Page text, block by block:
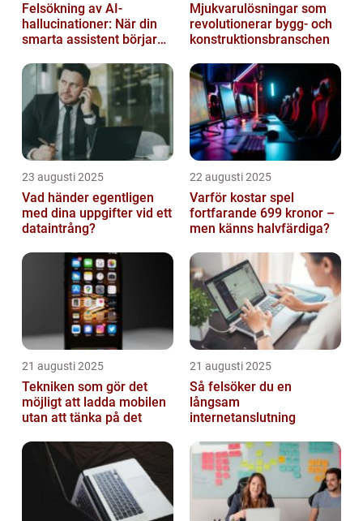
Felsökning av AI-
hallucinationer: När din
smarta assistent börjar
Mjukvarulösningar som
revolutionerar bygg- och
konstruktionsbranschen
23 augusti 2025
Vad händer egentligen
med dina uppgifter vid ett
dataintrång?
22 augusti 2025
Varför kostar spel
fortfarande 699 kronor –
men känns halvfärdiga?
21 augusti 2025
Tekniken som gör det
möjligt att ladda mobilen
utan att tänka på det
21 augusti 2025
Så felsöker du en
långsam
internetanslutning